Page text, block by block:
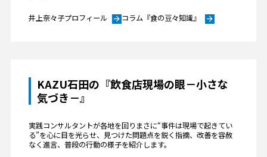
井上奈々子プロフィール arrow_forwardコラム『食の豆々知識』 arrow_forward
KAZU石田の『飲食店現場の眼－小さな
気づき－』
実践コンサルタントが各地を回りまさに“事件は現場で起きてい
る”を心に目を光らせ、見つけた問題点を鋭く指摘、改善を容赦
なく進言、普段の行動の様子を紹介します。